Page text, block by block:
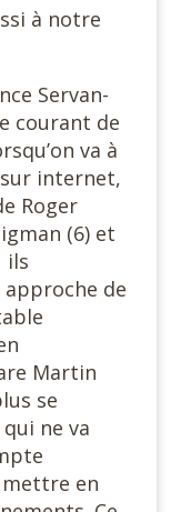
à notre
Servan-
courant de
va à
internet,
Roger
(6) et
ils
de
Martin
se
ne va
en